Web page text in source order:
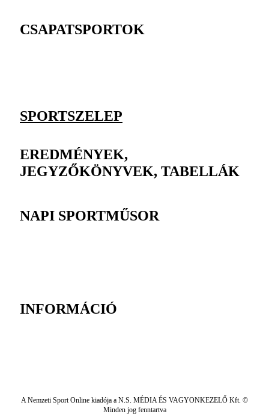
CSAPATSPORTOK
SPORTSZELEP
EREDMÉNYEK,
JEGYZŐKÖNYVEK, TABELLÁK
NAPI SPORTMŰSOR
INFORMÁCIÓ
A Nemzeti Sport Online kiadója a N.S. MÉDIA ÉS VAGYONKEZELŐ Kft. ©
Minden jog fenntartva